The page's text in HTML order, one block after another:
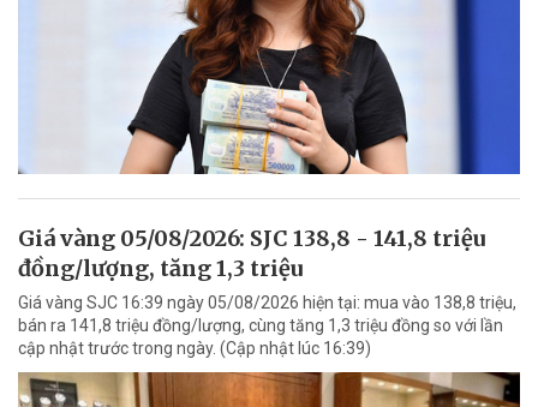
Giá vàng 05/08/2026: SJC 138,8 - 141,8 triệu
đồng/lượng, tăng 1,3 triệu
Giá vàng SJC 16:39 ngày 05/08/2026 hiện tại: mua vào 138,8 triệu,
bán ra 141,8 triệu đồng/lượng, cùng tăng 1,3 triệu đồng so với lần
cập nhật trước trong ngày. (Cập nhật lúc 16:39)